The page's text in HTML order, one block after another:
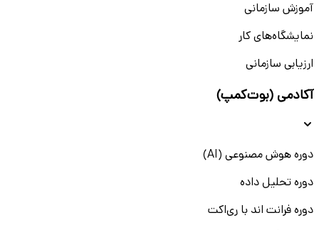
آموزش سازمانی
نمایشگاه‌های کار
ارزیابی سازمانی
آکادمی (بوت‌کمپ)
دوره هوش مصنوعی (AI)
دوره تحلیل داده
دوره فرانت اند با ری‌اکت